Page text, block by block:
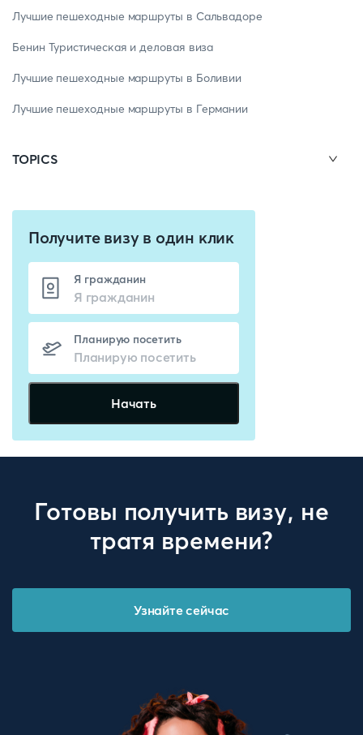
Лучшие пешеходные маршруты в Сальвадоре
Бенин Туристическая и деловая виза
Лучшие пешеходные маршруты в Боливии
Лучшие пешеходные маршруты в Германии
TOPICS
Получите визу в один клик
Я гражданин
Планирую посетить
Начать
Готовы получить визу, не
тратя времени?
Узнайте сейчас